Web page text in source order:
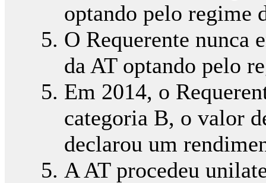
optando pelo regime
O Requerente nunca
da AT optando pelo
Em 2014, o
categoria B, o valor
declarou um
A AT procedeu